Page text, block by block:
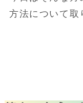
方法について取